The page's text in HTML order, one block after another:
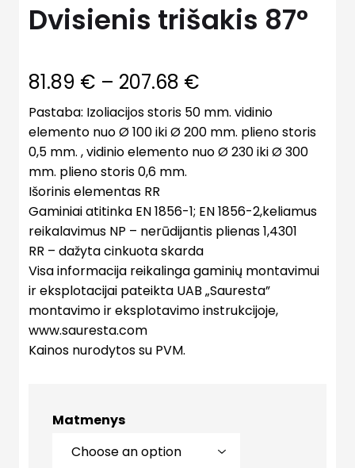
Dvisienis trišakis 87°
81.89 € – 207.68 €
Pastaba: Izoliacijos storis 50 mm. vidinio
elemento nuo Ø 100 iki Ø 200 mm. plieno storis
0,5 mm. , vidinio elemento nuo Ø 230 iki Ø 300
mm. plieno storis 0,6 mm.
Išorinis elementas RR
Gaminiai atitinka EN 1856-1; EN 1856-2,keliamus
reikalavimus NP – nerūdijantis plienas 1,4301
RR – dažyta cinkuota skarda
Visa informacija reikalinga gaminių montavimui
ir eksplotacijai pateikta UAB „Sauresta”
montavimo ir eksplotavimo instrukcijoje,
www.sauresta.com
Kainos nurodytos su PVM.
Matmenys